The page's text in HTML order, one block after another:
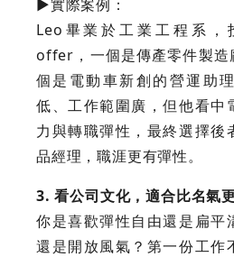
►實際案例：
Leo畢業於工業工程系，
offer，一個是傳產零件製造
個是電動車新創的營運助
低、工作範圍廣，但他看中
力與轉職彈性，最終選擇後
品經理，職涯更有彈性。
3. 看公司文化，適合比名氣
你是喜歡彈性自由還是扁平
還是開放風氣？第一份工作